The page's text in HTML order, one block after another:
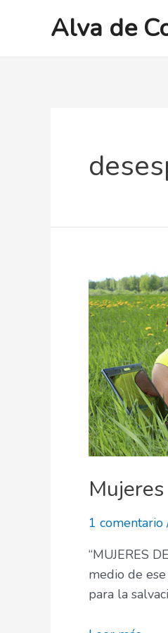
Alva de
1 comentario
“MUJERES
medio de
para la